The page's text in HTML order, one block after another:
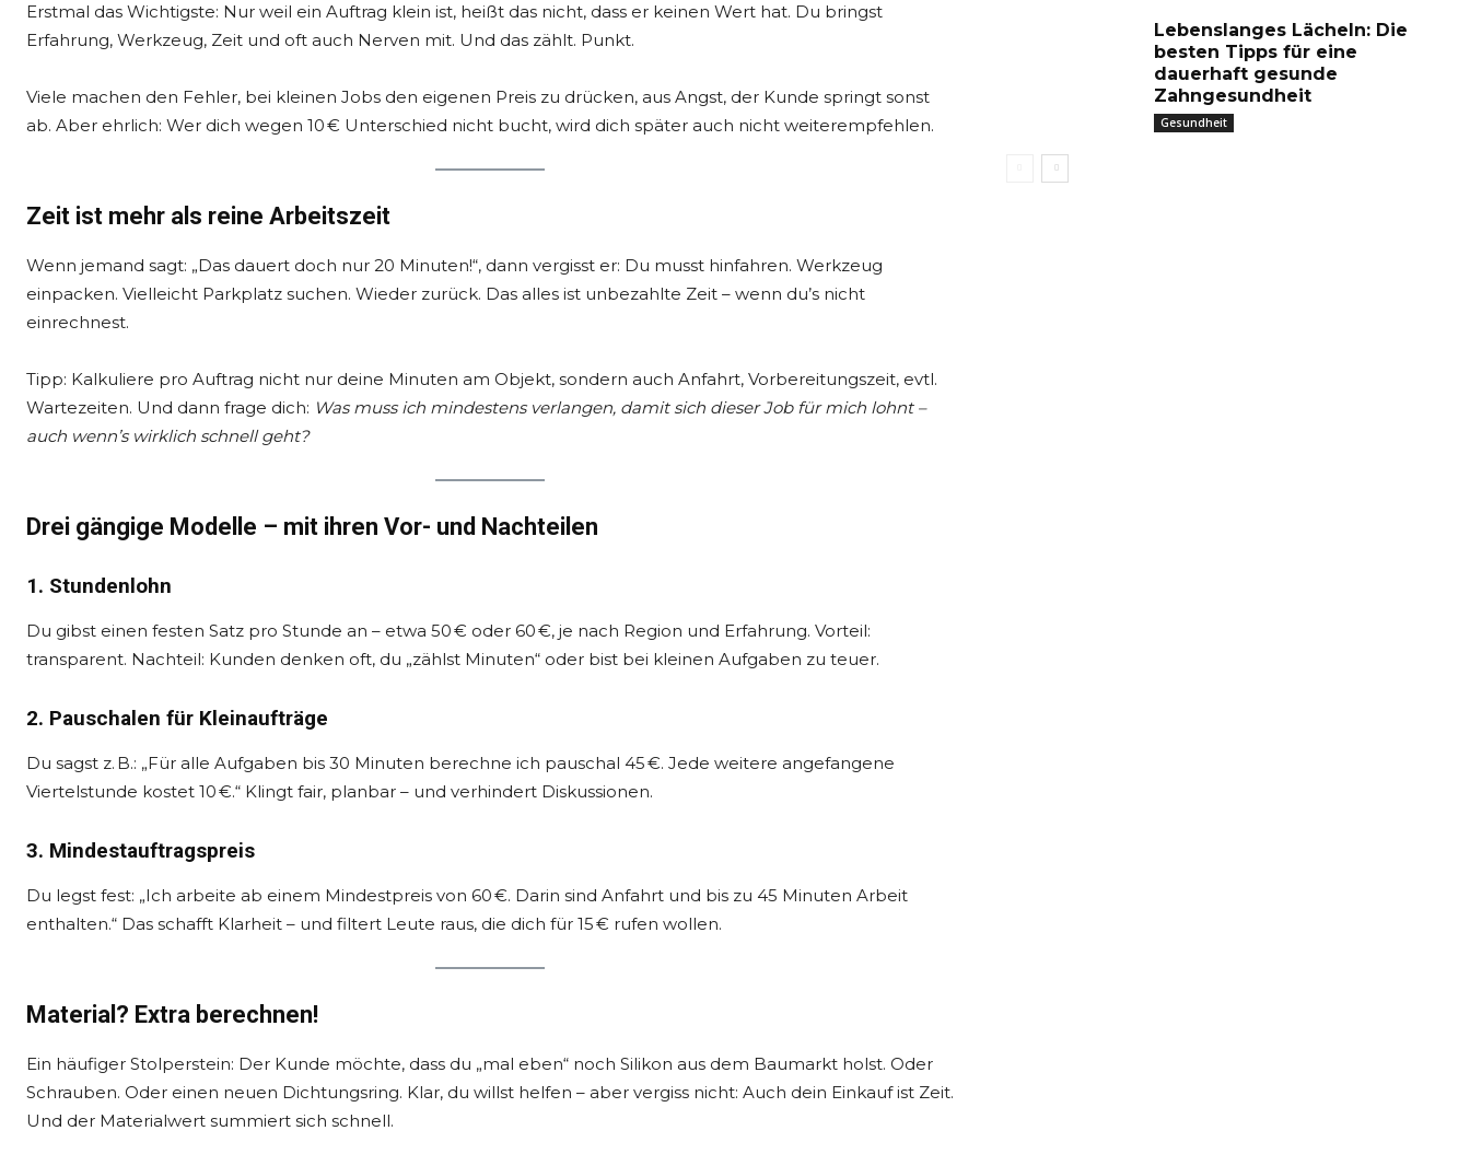
Erstmal das Wichtigste: Nur weil ein Auftrag klein ist, heißt das nicht, dass er keinen Wert hat. Du bringst
Erfahrung, Werkzeug, Zeit und oft auch Nerven mit. Und das zählt. Punkt.
Viele machen den Fehler, bei kleinen Jobs den eigenen Preis zu drücken, aus Angst, der Kunde springt sonst
ab. Aber ehrlich: Wer dich wegen 10 € Unterschied nicht bucht, wird dich später auch nicht weiterempfehlen.
Zeit ist mehr als reine Arbeitszeit
Wenn jemand sagt: „Das dauert doch nur 20 Minuten!“, dann vergisst er: Du musst hinfahren. Werkzeug
einpacken. Vielleicht Parkplatz suchen. Wieder zurück. Das alles ist unbezahlte Zeit – wenn du’s nicht
einrechnest.
Tipp: Kalkuliere pro Auftrag nicht nur deine Minuten am Objekt, sondern auch Anfahrt, Vorbereitungszeit, evtl.
Wartezeiten. Und dann frage dich: Was muss ich mindestens verlangen, damit sich dieser Job für mich lohnt –
auch wenn’s wirklich schnell geht?
Drei gängige Modelle – mit ihren Vor- und Nachteilen
1. Stundenlohn
Du gibst einen festen Satz pro Stunde an – etwa 50 € oder 60 €, je nach Region und Erfahrung. Vorteil:
transparent. Nachteil: Kunden denken oft, du „zählst Minuten“ oder bist bei kleinen Aufgaben zu teuer.
2. Pauschalen für Kleinaufträge
Du sagst z. B.: „Für alle Aufgaben bis 30 Minuten berechne ich pauschal 45 €. Jede weitere angefangene
Viertelstunde kostet 10 €.“ Klingt fair, planbar – und verhindert Diskussionen.
3. Mindestauftragspreis
Du legst fest: „Ich arbeite ab einem Mindestpreis von 60 €. Darin sind Anfahrt und bis zu 45 Minuten Arbeit
enthalten.“ Das schafft Klarheit – und filtert Leute raus, die dich für 15 € rufen wollen.
Material? Extra berechnen!
Ein häufiger Stolperstein: Der Kunde möchte, dass du „mal eben“ noch Silikon aus dem Baumarkt holst. Oder
Schrauben. Oder einen neuen Dichtungsring. Klar, du willst helfen – aber vergiss nicht: Auch dein Einkauf ist Zeit.
Und der Materialwert summiert sich schnell.
Lebenslanges Lächeln: Die
besten Tipps für eine
dauerhaft gesunde
Zahngesundheit
Gesundheit